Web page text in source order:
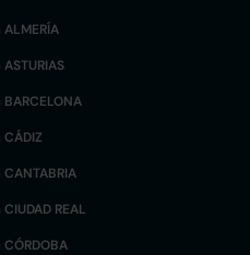
ALMERÍA
ASTURIAS
BARCELONA
CÁDIZ
CANTABRIA
CIUDAD REAL
CÓRDOBA